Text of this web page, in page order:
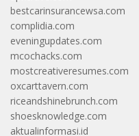
bestcarinsurancewsa.com
complidia.com
eveningupdates.com
mcochacks.com
mostcreativeresumes.com
oxcarttavern.com
riceandshinebrunch.com
shoesknowledge.com
aktualinformasi.id